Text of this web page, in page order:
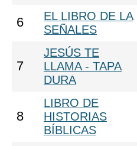
6
EL LIBRO DE LA
SEÑALES
7
JESÚS TE
LLAMA - TAPA
DURA
8
LIBRO DE
HISTORIAS
BÍBLICAS